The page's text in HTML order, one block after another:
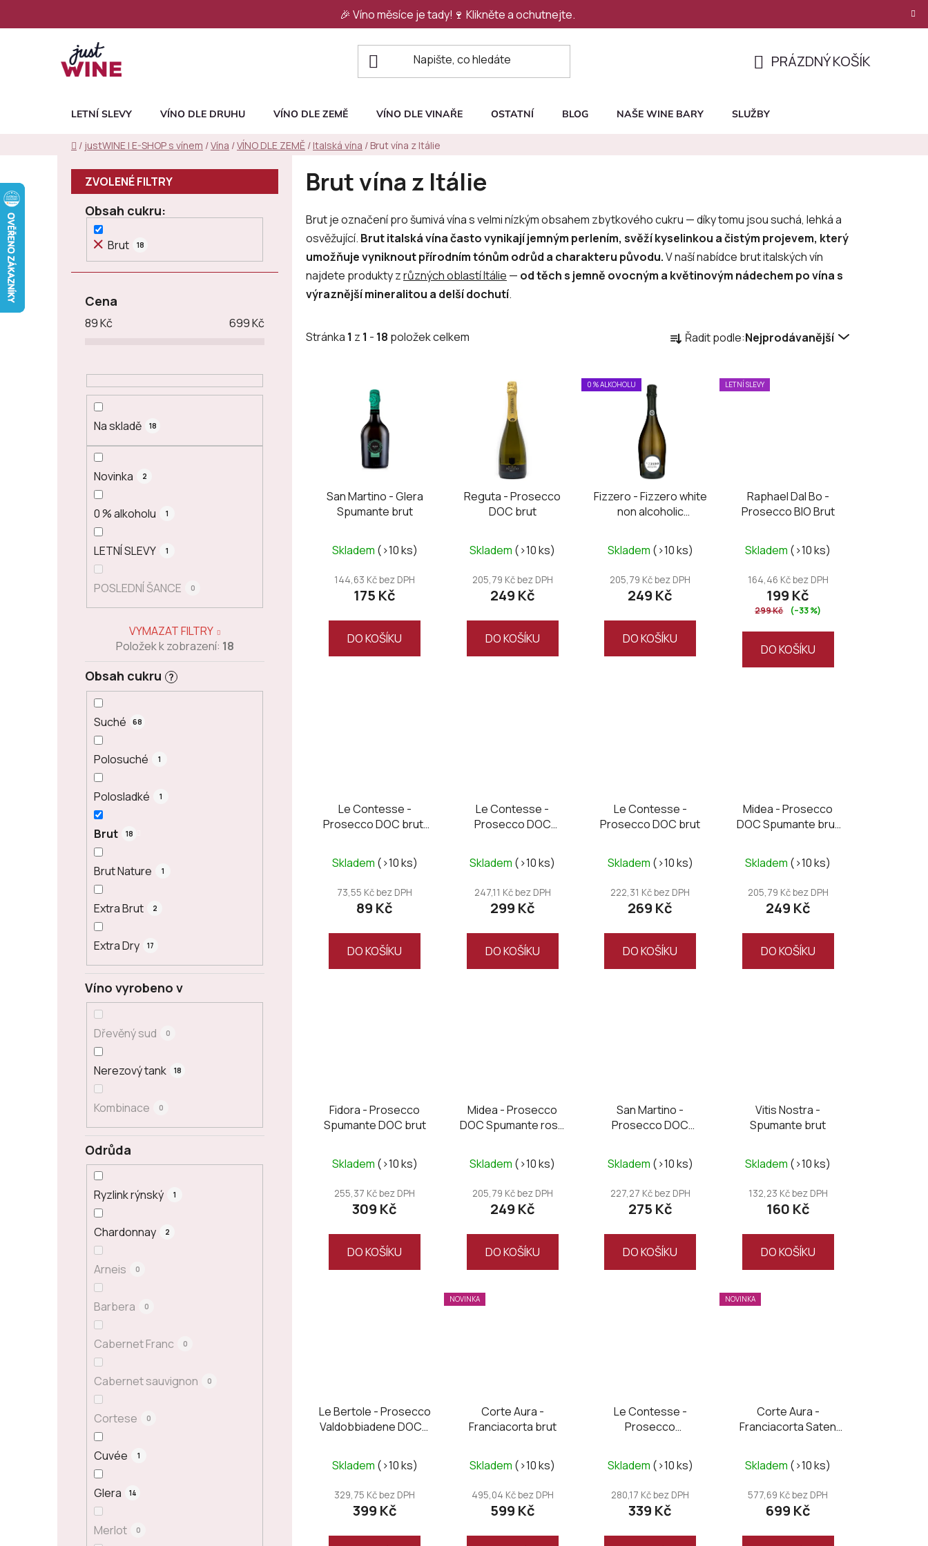
🎉 Víno měsíce je tady!🍷 Klikněte a ochutnejte.
KOŠÍK
PRÁZDNÝ KOŠÍK
LETNÍ SLEVY VÍNO DLE DRUHU VÍNO DLE ZEMĚ VÍNO DLE VINAŘE OSTATNÍ BLOG NAŠE WINE BARY SLUŽBY
Domů
/ justWINE | E-SHOP s vínem /Vína /VÍNO DLE ZEMĚ / Italská vína / Brut vína z Itálie
Obsah cukru
Brut 18
Cena
89Kč 699Kč
Na skladě 18
Novinka 2
0 % alkoholu 1
LETNÍ SLEVY 1
POSLEDNÍ ŠANCE 0
Odrůda
Ryzlink rýnský 1
Chardonnay 2
Arneis 0
Barbera 0
Cabernet Franc 0
Cabernet sauvignon 0
Cortese 0
Cuvée 1
Glera 14
Merlot 0
Obsah cukru ?
Suché 68
Polosuché 1
Polosladké 1
Brut 18
Brut Nature 1
Extra Brut 2
Extra Dry 17
Víno vyrobeno v
Dřevěný sud 0
Nerezový tank 18
Kombinace 0
VYMAZAT FILTRY
Položek k zobrazení: 18
Brut vína z Itálie
Brut je označení pro šumivá vína s velmi nízkým obsahem zbytkového cukru — díky tomu jsou suchá, lehká a
osvěžující. Brut italská vína často vynikají jemným perlením, svěží kyselinkou a čistým projevem, který
umožňuje vyniknout přírodním tónům odrůd a charakteru původu.V naší nabídce brut italských vín
najdete produkty zrůzných oblastí Itálie — od těch s jemně ovocným a květinovým nádechem po vína s
výraznější mineralitou a delší dochutí.
Stránka 1 z 1 - 18 položek celkem a
d
u
t
ů
Řadit podle:Nejprodávanější
San Martino - Glera
Spumante brut
Skladem (>10 ks)
144,63 Kč bez DPH
175 Kč
DO KOŠÍKU
Reguta - Prosecco
DOC brut
hodnocení
produktu
je
z
Skladem (>10 ks)
205,79 Kč bez DPH
249 Kč
DO KOŠÍKU
0 % ALKOHOLU
Fizzero - Fizzero white
non alcoholic
Skladem (>10 ks)
205,79 Kč bez DPH
249 Kč
DO KOŠÍKU
LETNÍ SLEVY
Raphael Dal Bo -
Prosecco BIO Brut
Skladem (>10 ks)
164,46 Kč bez DPH
199 Kč
299 Kč (–33 %)
DO KOŠÍKU
Le Contesse -
Prosecco DOC brut,
Skladem (>10 ks)
73,55 Kč bez DPH
89 Kč
DO KOŠÍKU
Le Contesse -
Prosecco DOC
Skladem (>10 ks)
247,11 Kč bez DPH
299 Kč
DO KOŠÍKU
Le Contesse -
Prosecco DOC brut
Skladem (>10 ks)
222,31 Kč bez DPH
269 Kč
DO KOŠÍKU
Midea - Prosecco
DOC Spumante brut
Skladem (>10 ks)
205,79 Kč bez DPH
249 Kč
DO KOŠÍKU
Fidora - Prosecco
Spumante DOC brut
Skladem (>10 ks)
255,37 Kč bez DPH
309 Kč
DO KOŠÍKU
Midea - Prosecco
DOC Spumante rosé
Skladem (>10 ks)
205,79 Kč bez DPH
249 Kč
DO KOŠÍKU
San Martino -
Prosecco DOC
brut
Skladem (>10 ks)
227,27 Kč bez DPH
275 Kč
DO KOŠÍKU
Vitis Nostra -
Spumante brut
Skladem (>10 ks)
132,23 Kč bez DPH
160 Kč
DO KOŠÍKU
Le Bertole - Prosecco
Valdobbiadene DOCG
Skladem (>10 ks)
329,75 Kč bez DPH
399 Kč
NOVINKA
Corte Aura -
Franciacorta brut
Skladem (>10 ks)
495,04 Kč bez DPH
599 Kč
Le Contesse -
Prosecco
Brut
Skladem (>10 ks)
280,17 Kč bez DPH
339 Kč
NOVINKA
Corte Aura -
Franciacorta Saten
Skladem (>10 ks)
577,69 Kč bez DPH
699 Kč